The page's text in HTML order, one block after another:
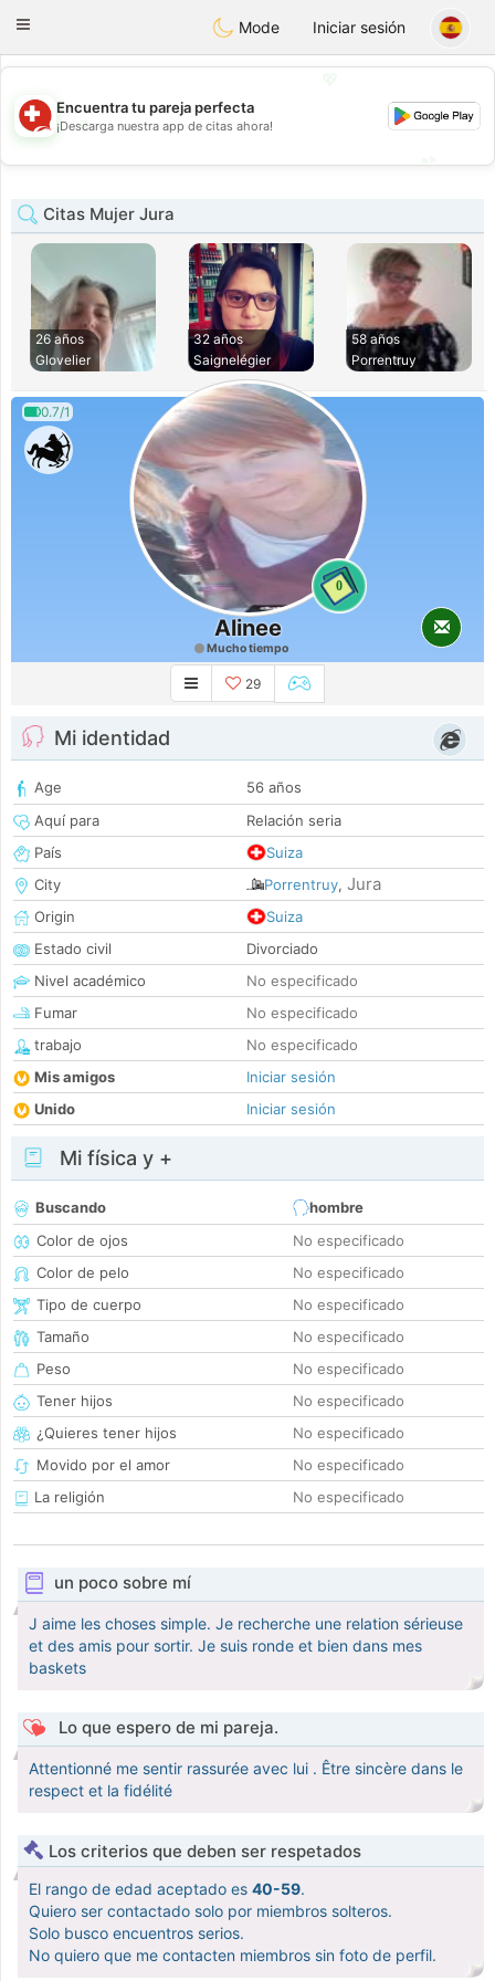
Suissi
Toggle
Mode Iniciar sesión
💖
💕
Encuentra tu pareja perfecta
¡Descarga nuestra app de citas ahora!
Citas Mujer Jura
26 años
Glovelier
32 años
Saignelégier
58 años
Porrentruy
0.7/1
0
Alinee
Mucho tiempo
29
Mi identidad
Age
56 años
Aquí para
Relación seria
País
Suiza
City
Porrentruy, Jura
Origin
Suiza
Estado civil
Divorciado
Nivel académico
No especificado
Fumar
No especificado
trabajo
No especificado
Mis amigos
Iniciar sesión
Unido
Iniciar sesión
Mi física y +
Buscando
hombre
Color de ojos
No especificado
Color de pelo
No especificado
Tipo de cuerpo
No especificado
Tamaño
No especificado
Peso
No especificado
Tener hijos
No especificado
¿Quieres tener hijos
No especificado
Movido por el amor
No especificado
La religión
No especificado
un poco sobre mí
J aime les choses simple. Je recherche une relation sérieuse
et des amis pour sortir. Je suis ronde et bien dans mes
baskets
Lo que espero de mi pareja.
Attentionné me sentir rassurée avec lui . Être sincère dans le
respect et la fidélité
Los criterios que deben ser respetados
El rango de edad aceptado es 40-59.
Quiero ser contactado solo por miembros solteros.
Solo busco encuentros serios.
No quiero que me contacten miembros sin foto de perfil.